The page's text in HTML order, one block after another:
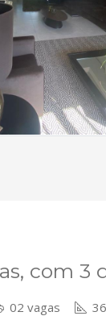
com 3
02 vagas